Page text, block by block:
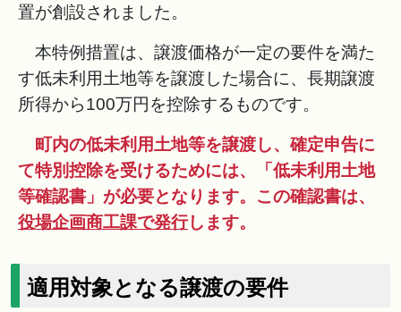
置が創設されました。
本特例措置は、譲渡価格が一定の要件を満た
す低未利用土地等を譲渡した場合に、長期譲渡
所得から100万円を控除するものです。
町内の低未利用土地等を譲渡し、確定申告に
て特別控除を受けるためには、「低未利用土地
等確認書」が必要となります。 この確認書は、
役場企画商工課で発行します。
適用対象となる譲渡の要件